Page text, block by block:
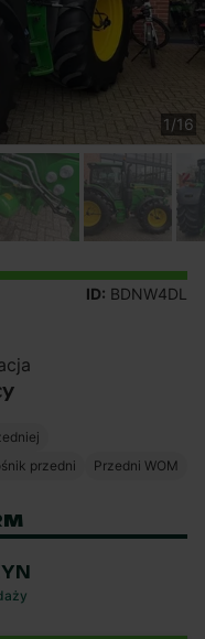
1/16
ID: BDNW4DL
przedni Przedni WOM